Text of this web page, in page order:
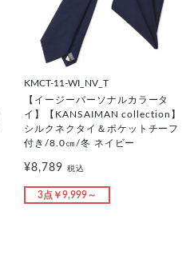
KMCT-11-WI_NV_T
【イージーパーソナルカラータ
イ】【KANSAIMAN collection】
シルクネクタイ＆ポケットチーフ
付き/8.0㎝/冬 ネイビー
¥8,789 税込
3点￥9,999～